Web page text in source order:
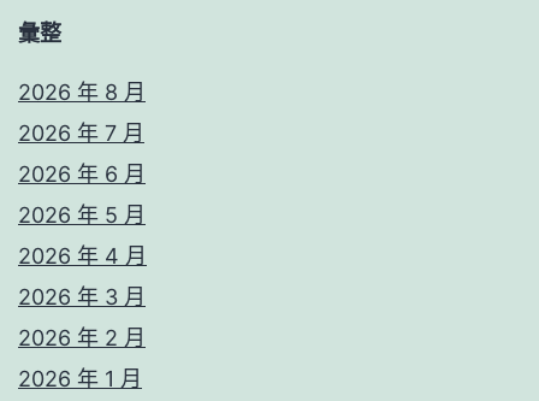
彙整
2026 年 8 月
2026 年 7 月
2026 年 6 月
2026 年 5 月
2026 年 4 月
2026 年 3 月
2026 年 2 月
2026 年 1 月